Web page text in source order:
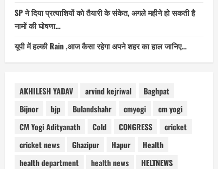
SP ने दिया प्रत्याशियों को तैयारी के संकेत, अगले महीने हो सकती है
नामों की घोषणा…
यूपी में हल्की Rain ,आज कैसा रहेगा अपने शहर का हाल जानिए…
AKHILESH YADAV arvind kejriwal
Baghpat
Bijnor
bjp Bulandshahr cmyogi
cm yogi
CM Yogi Adityanath
Cold CONGRESS
cricket
cricket news
Ghazipur Hapur
Health
health department
health news
HELTNEWS